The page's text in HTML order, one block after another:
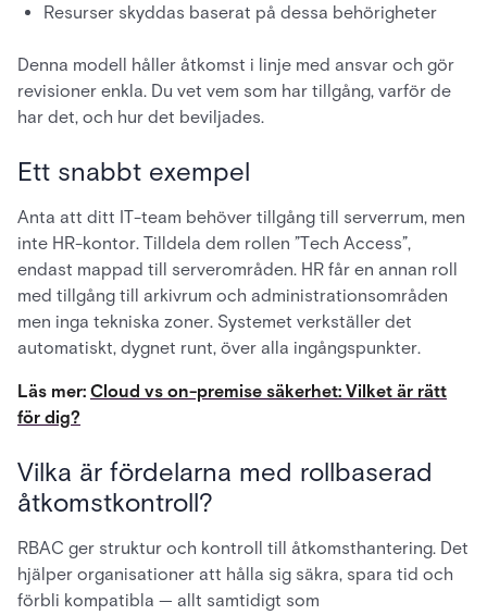
Resurser skyddas baserat på dessa behörigheter
Denna modell håller åtkomst i linje med ansvar och gör
revisioner enkla. Du vet vem som har tillgång, varför de
har det, och hur det beviljades.
Ett snabbt exempel
Anta att ditt IT-team behöver tillgång till serverrum, men
inte HR-kontor. Tilldela dem rollen ”Tech Access”,
endast mappad till serverområden. HR får en annan roll
med tillgång till arkivrum och administrationsområden
men inga tekniska zoner. Systemet verkställer det
automatiskt, dygnet runt, över alla ingångspunkter.
Läs mer: Cloud vs on-premise säkerhet: Vilket är rätt
för dig?
Vilka är fördelarna med rollbaserad
åtkomstkontroll?
RBAC ger struktur och kontroll till åtkomsthantering. Det
hjälper organisationer att hålla sig säkra, spara tid och
förbli kompatibla — allt samtidigt som